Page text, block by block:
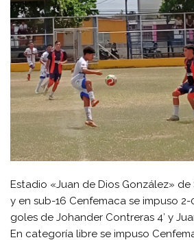
Estadio «Juan de Dios González»
y en sub-16 Cenfemaca se impuso
goles de Johander Contreras 4′ y
En categoría libre se impuso